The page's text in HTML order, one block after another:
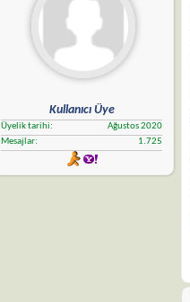
Kullanıcı Üye
Üyelik tarihi
Ağustos 2020
Mesajlar
1.725